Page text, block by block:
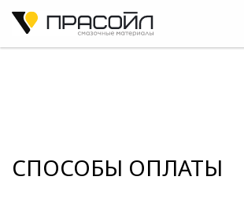
СПОСОБЫ ОПЛАТЫ